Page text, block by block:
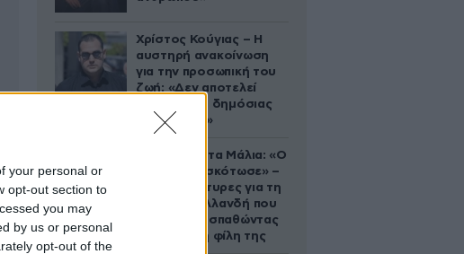
your personal or
opt-out section to
you may
by us or personal
opt-out of the
Χρίστος Κούγιας – Η
αυστηρή ανακοίνωση
για την προσωπική του
ζωή: «Δεν αποτελεί
αντικείμενο δημόσιας
συζήτησης»
Τραγωδία στα Μάλια: «Ο
πανικός τη σκότωσε» –
Τι λένε μάρτυρες για τη
42χρονη Ολλανδή που
πνίγηκε προσπαθώντας
να σώσει τη φίλη της